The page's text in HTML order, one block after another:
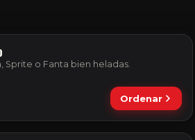
Sprite o Fanta bien heladas.
Ordenar